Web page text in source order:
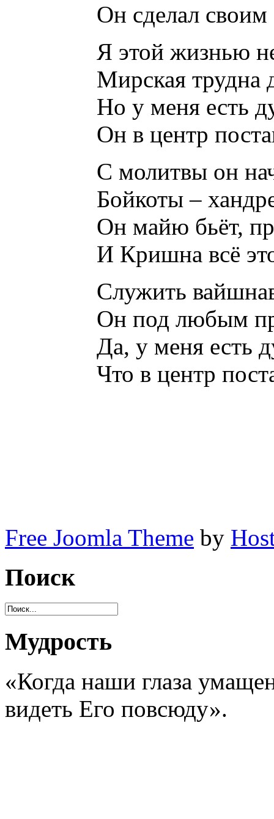
Он сделал своим
Я этой жизнью
Мирская трудна
Но у меня есть
Он в центр
С молитвы он
Бойкоты –
Он майю бьёт,
И Кришна всё
Служить
Он под любым
Да, у меня есть
Что в центр
Free Joomla Theme by
Поиск
Мудрость
«Когда наши глаза
видеть Его повсюду».